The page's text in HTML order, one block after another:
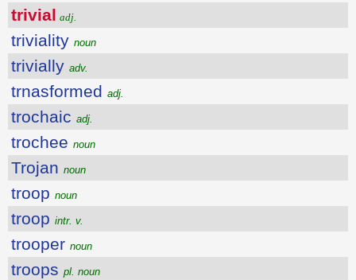
trivial adj.
triviality noun
trivially adv.
trnasformed adj.
trochaic adj.
trochee noun
Trojan noun
troop noun
troop intr. v.
trooper noun
troops pl. noun